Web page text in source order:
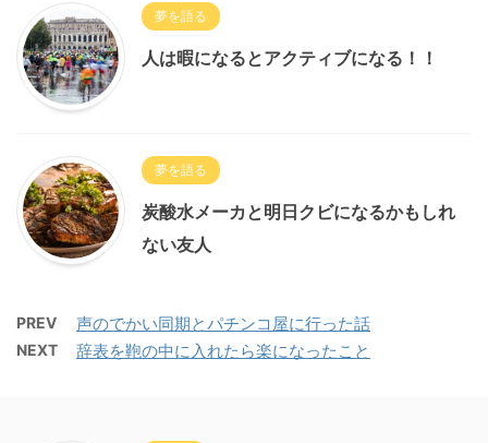
夢を語る
人は暇になるとアクティブになる！！
夢を語る
炭酸水メーカと明日クビになるかもしれ
ない友人
PREV 声のでかい同期とパチンコ屋に行った話
NEXT 辞表を鞄の中に入れたら楽になったこと